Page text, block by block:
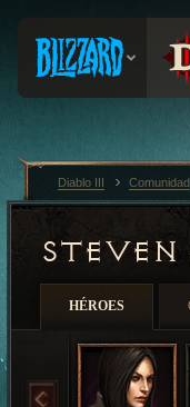
STEVEN
HÉROES
Diablo III Comunidad